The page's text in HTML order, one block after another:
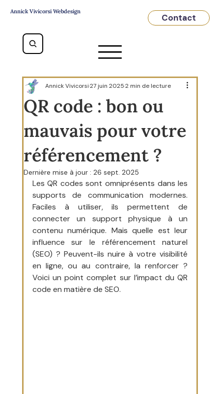
Annick Vivicorsi Webdesign
Contact
QR code : bon ou
mauvais pour votre
référencement ?
Annick Vivicorsi27 juin 20252 min de lecture
Dernière mise à jour : 26 sept. 2025
Les QR codes sont omniprésents dans les
supports de communication modernes.
Faciles à utiliser, ils permettent de
connecter un support physique à un
contenu numérique. Mais quelle est leur
influence sur le référencement naturel
(SEO) ? Peuvent-ils nuire à votre visibilité
en ligne, ou au contraire, la renforcer ?
Voici un point complet sur l’impact du QR
code en matière de SEO.